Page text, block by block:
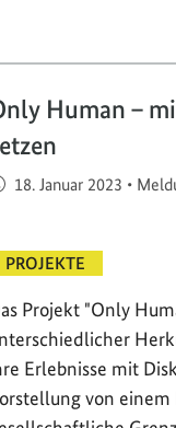
Human –
Veröffentlicht am
18. Januar 2023 •
PROJEKTE
Projekt "Only
Erlebnisse mit
von